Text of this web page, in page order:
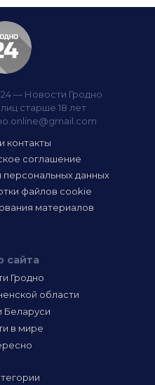
24 — Новости Гродно
старше 18 лет
контакты
соглашение
данных
файлов cookie
материалов
сайта
Гродно
области
Беларуси
в мире